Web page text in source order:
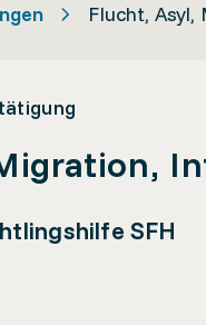
Flucht,
SFH